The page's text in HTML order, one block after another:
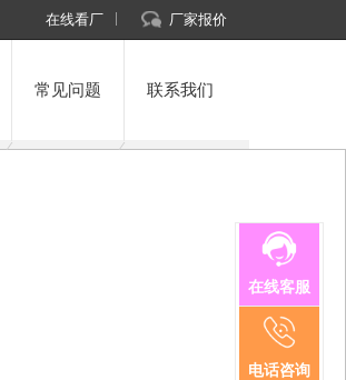
在线看厂 厂家报价
常见问题 联系我们
在线客服
电话咨询